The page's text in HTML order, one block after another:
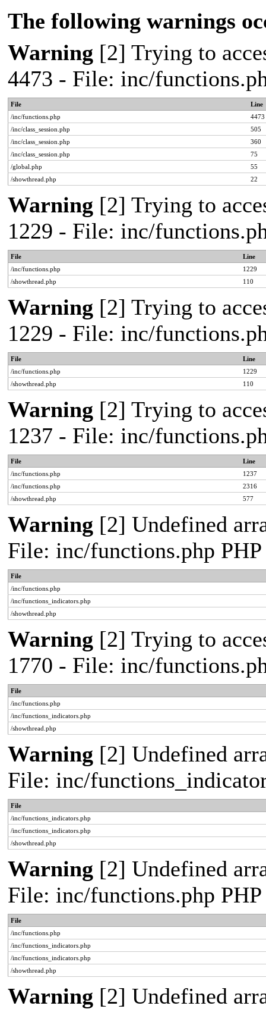
The following warnings
Warning [2] Trying to
4473 - File: inc/
File
Line
/inc/functions.php
4473
/inc/class_session.php
505
/inc/class_session.php
360
/inc/class_session.php
75
/global.php
55
/showthread.php
22
Warning [2] Trying to
1229 - File: inc/
File
Line
/inc/functions.php
1229
/showthread.php
110
Warning [2] Trying to
1229 - File: inc/
File
Line
/inc/functions.php
1229
/showthread.php
110
Warning [2] Trying to
1237 - File: inc/
File
Line
/inc/functions.php
1237
/inc/functions.php
2316
/showthread.php
577
Warning [2] Undefined
File: inc/functions.php
File
/inc/functions.php
/inc/functions_indicators.php
/showthread.php
Warning [2] Trying to
1770 - File: inc/
File
/inc/functions.php
/inc/functions_indicators.php
/showthread.php
Warning [2] Undefined
File: inc/
File
/inc/functions_indicators.php
/inc/functions_indicators.php
/showthread.php
Warning [2] Undefined
File: inc/functions.php
File
/inc/functions.php
/inc/functions_indicators.php
/inc/functions_indicators.php
/showthread.php
Warning [2] Undefined